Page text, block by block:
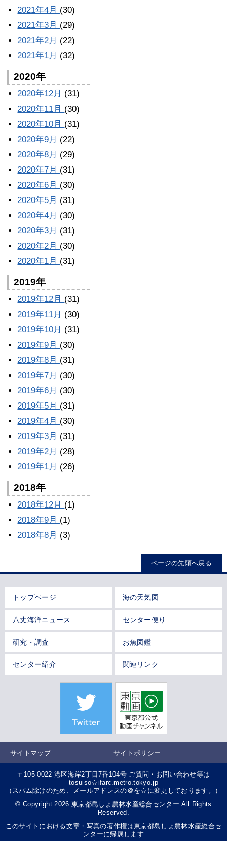
2021年4月 (30)
2021年3月 (29)
2021年2月 (22)
2021年1月 (32)
2020年
2020年12月 (31)
2020年11月 (30)
2020年10月 (31)
2020年9月 (22)
2020年8月 (29)
2020年7月 (31)
2020年6月 (30)
2020年5月 (31)
2020年4月 (30)
2020年3月 (31)
2020年2月 (30)
2020年1月 (31)
2019年
2019年12月 (31)
2019年11月 (30)
2019年10月 (31)
2019年9月 (30)
2019年8月 (31)
2019年7月 (30)
2019年6月 (30)
2019年5月 (31)
2019年4月 (30)
2019年3月 (31)
2019年2月 (28)
2019年1月 (26)
2018年
2018年12月 (1)
2018年9月 (1)
2018年8月 (3)
ページの先頭へ戻る
トップページ 海の天気図
八丈海洋ニュース センター便り
研究・調査 お魚図鑑
センター紹介 関連リンク
サイトマップ サイトポリシー
〒105-0022 港区海岸2丁目7番104号 ご質問・お問い合わせ等は
tosuiso☆ifarc.metro.tokyo.jp
（スパム除けのため、メールアドレスの＠を☆に変更しております。）
© Copyright 2026 東京都島しょ農林水産総合センター All Rights
Reserved.
このサイトにおける文章・写真の著作権は東京都島しょ農林水産総合セ
ンターに帰属します